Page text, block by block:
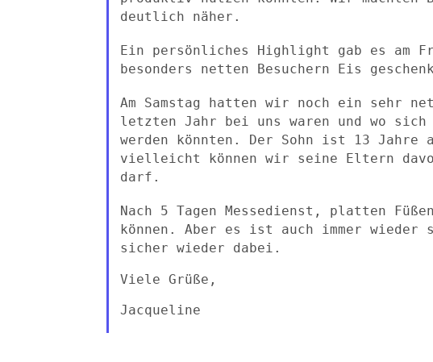
deutlich näher.
Ein persönliches Highlight gab es am
besonders netten Besuchern Eis
Am Samstag hatten wir noch ein sehr
letzten Jahr bei uns waren und wo sich
werden könnten. Der Sohn ist 13
vielleicht können wir seine Eltern
darf.
Nach 5 Tagen Messedienst, platten
können. Aber es ist auch immer wieder
sicher wieder dabei.
Viele Grüße,
Jacqueline